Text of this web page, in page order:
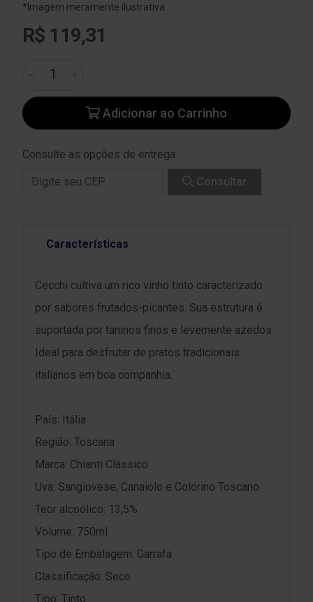
*Imagem meramente ilustrativa
R$ 119,31
Adicionar ao Carrinho
Consulte as opções de entrega
Consultar
Características
Cecchi cultiva um rico vinho tinto caracterizado
por sabores frutados-picantes. Sua estrutura é
suportada por taninos finos e levemente azedos.
Ideal para desfrutar de pratos tradicionais
italianos em boa companhia.
País: Itália
Região: Toscana
Marca: Chianti Clássico
Uva: Sangiovese, Canaiolo e Colorino Toscano
Teor alcoólico: 13,5%
Volume: 750ml
Tipo de Embalagem: Garrafa
Classificação: Seco
Tipo: Tinto